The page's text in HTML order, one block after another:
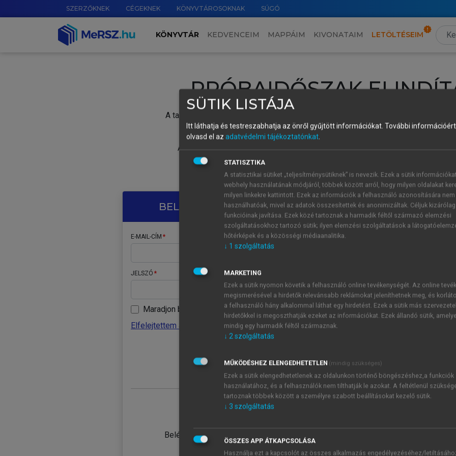
SZERZŐKNEK CÉGEKNEK KÖNYVTÁROSOKNAK SÚGÓ
KÖNYVTÁR KEDVENCEIM MAPPÁIM KIVONATAIM LETÖLTÉSEIM
PRÓBAIDŐSZAK
A tartalom megtekintéséhez lépj be a saját fiókoddal, iskolai azonosítóddal vagy
Új felhasználóként1 óra díjmentes hozzáférésrevagy
A próbaidőszak elindításához,
vagy hozz
A regisztráció után a
BELÉPÉS SAJÁT FIÓKKAL
E-MAIL-CÍM
JELSZÓ
Maradjon belépve
Elfelejtettem a jelszavamat
Belépés intézményi azonosítóval
ÚJ FIÓK
1 óra
JELSZÓ
Kérek értesítést a MeRSZ
Kérek értesítést az
SÜTIK LISTÁJA
Itt láthatja és testreszabhatja az önről gyűjtött információkat. További
olvasd el az adatvédelmi tájékoztatónkat.
STATISZTIKA
A statisztikai sütiket „teljesítménysütiknek” is nevezik. Ezek a sütik
webhely használatának módjáról, többek között arról, hogy milyen oldalakat
milyen linkekre kattintott. Ezek az információk a felhasználó azonosítására nem
használhatóak, mivel az adatok összesítettek és anonimizáltak. Céljuk
funkcióinak javítása. Ezek közé tartoznak a harmadik féltől származó elemzési
szolgáltatásokhoz tartozó sütik; ilyen elemzési szolgáltatások a
hőtérképek és a közösségi médiaanalitika.
↓ 1 szolgáltatás
MARKETING
Ezek a sütik nyomon követik a felhasználó online tevékenységét. Az online
megismerésével a hirdetők relevánsabb reklámokat jeleníthetnek meg, és
a felhasználó hány alkalommal láthat egy hirdetést. Ezek a sütik más
hirdetőkkel is megoszthatják ezeket az információkat. Ezek állandó sütik,
mindig egy harmadik féltől származnak.
↓ 2szolgáltatás
MŰKÖDÉSHEZ ELENGEDHETETLEN (mindig szükséges)
Ezek a sütik elengedhetetlenek az oldalunkon történő böngészéshez,a funkciók
használatához, és a felhasználók nem tilthatják le azokat. A feltétlenül
tartoznak többek között a személyre szabott beállításokat kezelő sütik.
↓ 3 szolgáltatás
ÖSSZES APP ÁTKAPCSOLÁSA
Használja ezt a kapcsolót az összes alkalmazás engedélyezéséhez/